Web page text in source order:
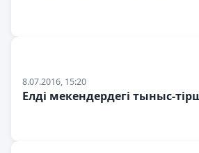
8.07.2016, 15:20
Елді мекендердегі тыныс-